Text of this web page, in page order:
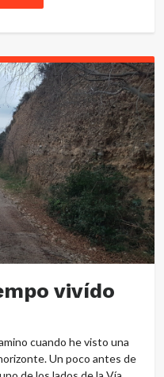
vivído
cuando he visto una
Un poco antes de